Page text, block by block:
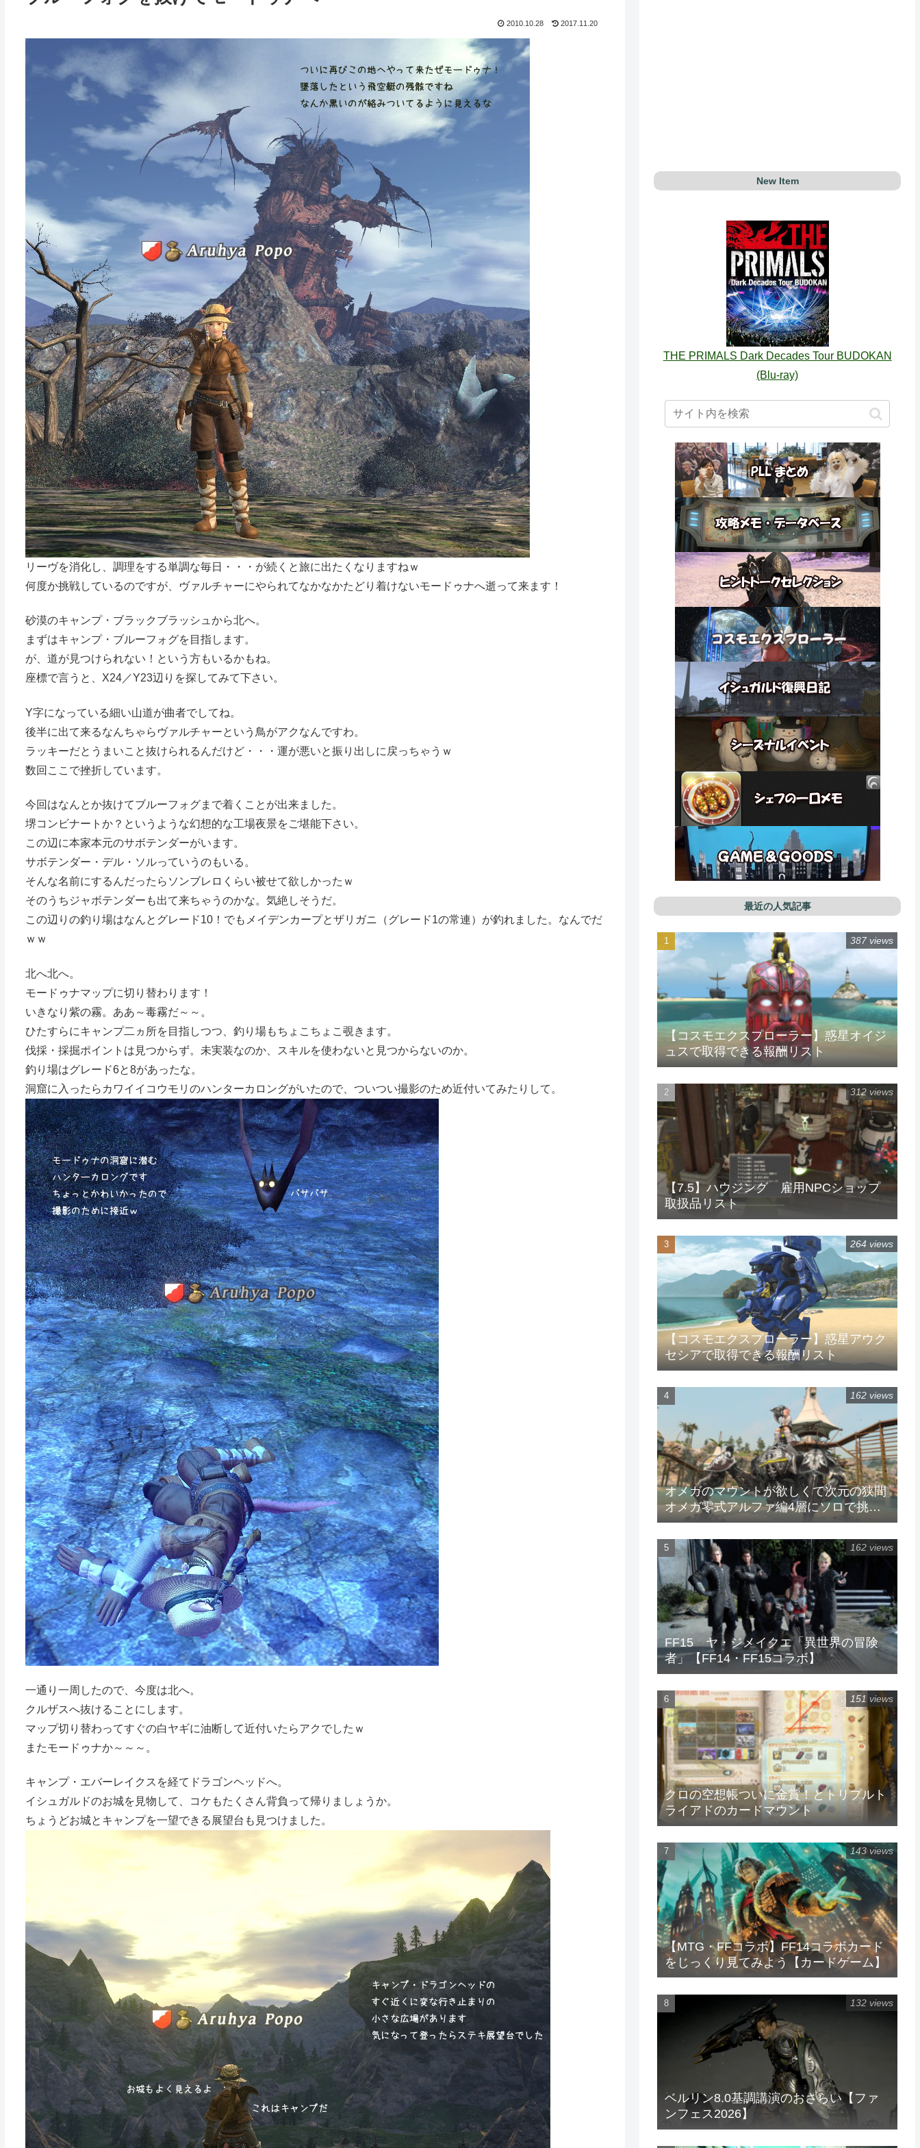
2010.10.28 2017.11.20
リーヴを消化し、調理をする単調な毎日・・・が続くと旅に出たくなりますねｗ
何度か挑戦しているのですが、ヴァルチャーにやられてなかなかたどり着けないモードゥナへ逝って来ます！
砂漠のキャンプ・ブラックブラッシュから北へ。
まずはキャンプ・ブルーフォグを目指します。
が、道が見つけられない！という方もいるかもね。
座標で言うと、X24／Y23辺りを探してみて下さい。
Y字になっている細い山道が曲者でしてね。
後半に出て来るなんちゃらヴァルチャーという鳥がアクなんですわ。
ラッキーだとうまいこと抜けられるんだけど・・・運が悪いと振り出しに戻っちゃうｗ
数回ここで挫折しています。
今回はなんとか抜けてブルーフォグまで着くことが出来ました。
堺コンビナートか？というような幻想的な工場夜景をご堪能下さい。
この辺に本家本元のサボテンダーがいます。
サボテンダー・デル・ソルっていうのもいる。
そんな名前にするんだったらソンブレロくらい被せて欲しかったｗ
そのうちジャボテンダーも出て来ちゃうのかな。気絶しそうだ。
この辺りの釣り場はなんとグレード10！でもメイデンカープとザリガニ（グレード1の常連）が釣れました。なんでだ
ｗｗ
北へ北へ。
モードゥナマップに切り替わります！
いきなり紫の霧。ああ～毒霧だ～～。
ひたすらにキャンプ二ヵ所を目指しつつ、釣り場もちょこちょこ覗きます。
伐採・採掘ポイントは見つからず。未実装なのか、スキルを使わないと見つからないのか。
釣り場はグレード6と8があったな。
洞窟に入ったらカワイイコウモリのハンターカロングがいたので、ついつい撮影のため近付いてみたりして。
一通り一周したので、今度は北へ。
クルザスへ抜けることにします。
マップ切り替わってすぐの白ヤギに油断して近付いたらアクでしたｗ
またモードゥナか～～～。
キャンプ・エバーレイクスを経てドラゴンヘッドへ。
イシュガルドのお城を見物して、コケもたくさん背負って帰りましょうか。
ちょうどお城とキャンプを一望できる展望台も見つけました。
New Item
THE PRIMALS Dark Decades Tour BUDOKAN
(Blu-ray)
最近の人気記事
【コスモエクスプローラー】惑星オイジ
ュスで取得できる報酬リスト
387 views
【7.5】ハウジング 雇用NPCショップ
取扱品リスト
312 views
【コスモエクスプローラー】惑星アウク
セシアで取得できる報酬リスト
264 views
オメガのマウントが欲しくて次元の狭間
オメガ零式アルファ編4層にソロで挑戦
してみた
162 views
FF15 ヤ・ジメイクエ「異世界の冒険
者」【FF14・FF15コラボ】
162 views
クロの空想帳ついに金賞！とトリプルト
ライアドのカードマウント
151 views
【MTG・FFコラボ】FF14コラボカード
をじっくり見てみよう【カードゲーム】
143 views
ベルリン8.0基調講演のおさらい【ファ
ンフェス2026】
132 views